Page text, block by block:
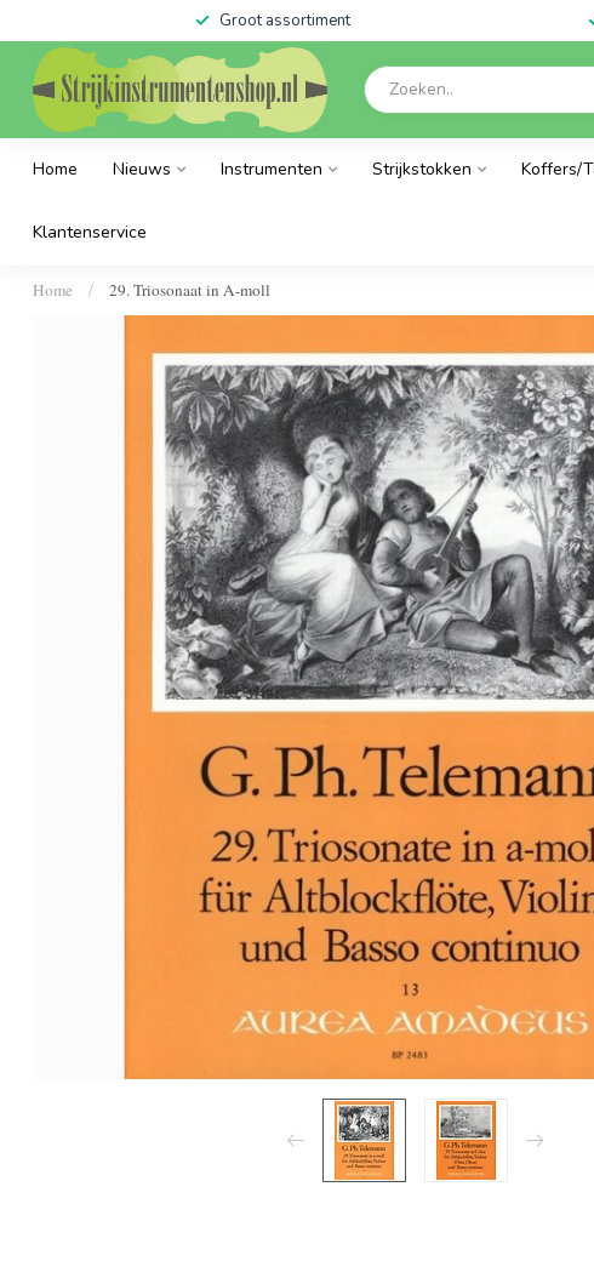
Groot assortiment
Home Nieuws Instrumenten Strijkstokken Koffers/
Klantenservice
Home / 29. Triosonaat in A-moll